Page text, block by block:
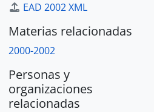
EAD 2002 XML
Materias relacionadas
2000-2002
Personas y
organizaciones
relacionadas